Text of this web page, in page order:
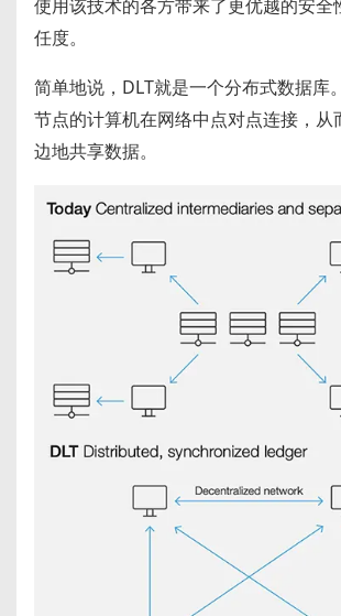
使用该技术的各方带来了更优越的安全
任度。
简单地说，DLT就是一个分布式数据库
节点的计算机在网络中点对点连接，从
边地共享数据。